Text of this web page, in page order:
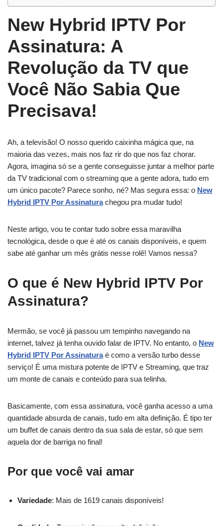
New Hybrid IPTV Por
Assinatura: A
Revolução da TV que
Você Não Sabia Que
Precisava!
Ah, a televisão! O nosso querido caixinha mágica que, na
maioria das vezes, mais nos faz rir do que nos faz chorar.
Agora, imagina só se a gente conseguisse juntar a melhor parte
da TV tradicional com o streaming que a gente adora, tudo em
um único pacote? Parece sonho, né? Mas segura essa: o New
Hybrid IPTV Por Assinaturachegou pra mudar tudo!
Neste artigo, vou te contar tudo sobre essa maravilha
tecnológica, desde o que é até os canais disponíveis, e quem
sabe até ganhar um mês grátis nesse rolê! Vamos nessa?
O que é New Hybrid IPTV Por
Assinatura?
Mermão, se você já passou um tempinho navegando na
internet, talvez já tenha ouvido falar de IPTV. No entanto, o New
Hybrid IPTV Por Assinaturaé como a versão turbo desse
serviço! É uma mistura potente de IPTV e Streaming, que traz
um monte de canais e conteúdo para sua telinha.
Basicamente, com essa assinatura, você ganha acesso a uma
quantidade absurda de canais, tudo em alta definição. É tipo ter
um buffet de canais dentro da sua sala de estar, só que sem
aquela dor de barriga no final!
Por que você vai amar
Variedade: Mais de 1619 canais disponíveis!